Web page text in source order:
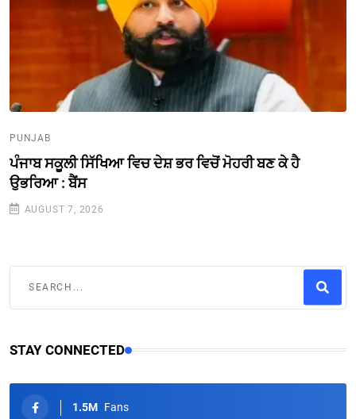
PUNJAB
ਪੰਜਾਬ ਸਕੂਲੀ ਸਿੱਖਿਆ ਵਿਚ ਦੇਸ਼ ਭਰ ਵਿਚੋਂ ਮੋਹਰੀ ਬਣ ਕੇ ਹੈ
ਉਭਰਿਆ : ਬੈਂਸ
AUGUST 7, 2026
STAY CONNECTED
1.5M Fans